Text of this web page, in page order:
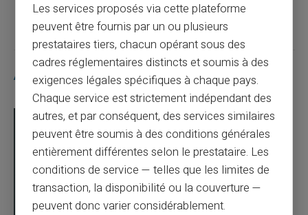
Articles similaires
Les services proposés via cette plateforme
peuvent être fournis par un ou plusieurs
prestataires tiers, chacun opérant sous des
cadres réglementaires distincts et soumis à des
exigences légales spécifiques à chaque pays.
Chaque service est strictement indépendant des
autres, et par conséquent, des services similaires
peuvent être soumis à des conditions générales
entièrement différentes selon le prestataire. Les
conditions de service — telles que les limites de
transaction, la disponibilité ou la couverture —
peuvent donc varier considérablement.